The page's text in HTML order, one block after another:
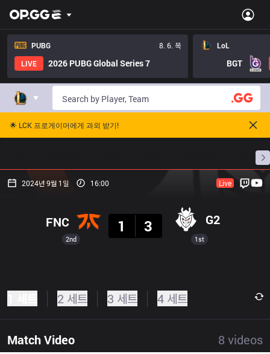
PUBG
8. 6. 목
LIVE
2026 PUBG Global Series 7
LoL
BGT
🌟 LCK 프로게이머에게 과외 받기!
프로빌
2024년 9월 1일 16:00 Live
2nd
FNC
1
3 G2
1st
2 세트 3 세트 4 세트
Match Video 8 videos